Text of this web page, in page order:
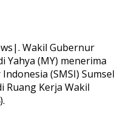
Wakil Gubernur
Yahya (MY) menerima
(SMSI) Sumsel
Ruang Kerja Wakil